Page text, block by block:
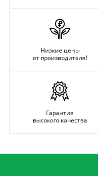
Низкие цены
от производителя!
Гарантия
высокого качества